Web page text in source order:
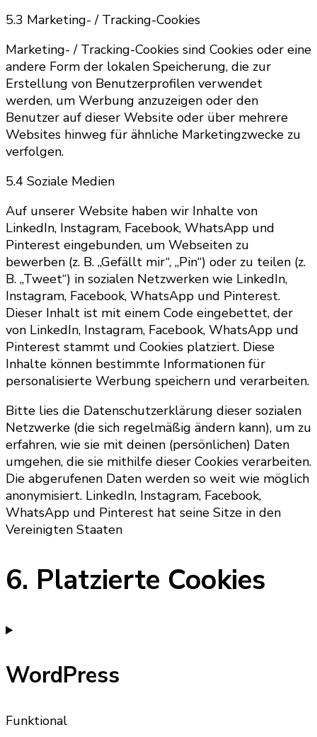
5.3 Marketing- / Tracking-Cookies
Marketing- / Tracking-Cookies sind Cookies oder eine
andere Form der lokalen Speicherung, die zur
Erstellung von Benutzerprofilen verwendet
werden, um Werbung anzuzeigen oder den
Benutzer auf dieser Website oder über mehrere
Websites hinweg für ähnliche Marketingzwecke zu
verfolgen.
5.4 Soziale Medien
Auf unserer Website haben wir Inhalte von
LinkedIn, Instagram, Facebook, WhatsApp und
Pinterest eingebunden, um Webseiten zu
bewerben (z. B. „Gefällt mir“, „Pin“) oder zu teilen (z.
B. „Tweet“) in sozialen Netzwerken wie LinkedIn,
Instagram, Facebook, WhatsApp und Pinterest.
Dieser Inhalt ist mit einem Code eingebettet, der
von LinkedIn, Instagram, Facebook, WhatsApp und
Pinterest stammt und Cookies platziert. Diese
Inhalte können bestimmte Informationen für
personalisierte Werbung speichern und verarbeiten.
Bitte lies die Datenschutzerklärung dieser sozialen
Netzwerke (die sich regelmäßig ändern kann), um zu
erfahren, wie sie mit deinen (persönlichen) Daten
umgehen, die sie mithilfe dieser Cookies verarbeiten.
Die abgerufenen Daten werden so weit wie möglich
anonymisiert. LinkedIn, Instagram, Facebook,
WhatsApp und Pinterest hat seine Sitze in den
Vereinigten Staaten
6. Platzierte Cookies
WordPress
Funktional